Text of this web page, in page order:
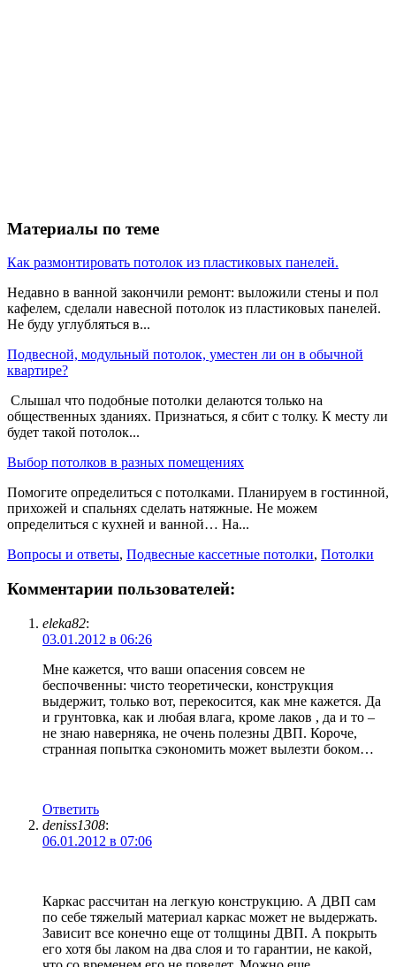
Материалы по теме
Как размонтировать потолок из пластиковых панелей.
Недавно в ванной закончили ремонт: выложили стены и пол
кафелем, сделали навесной потолок из пластиковых панелей.
Не буду углубляться в...
Подвесной, модульный потолок, уместен ли он в обычной
квартире?
Слышал что подобные потолки делаются только на
общественных зданиях. Признаться, я сбит с толку. К месту ли
будет такой потолок...
Выбор потолков в разных помещениях
Помогите определиться с потолками. Планируем в гостинной,
прихожей и спальнях сделать натяжные. Не можем
определиться с кухней и ванной… На...
Вопросы и ответы, Подвесные кассетные потолки, Потолки
Комментарии пользователей:
eleka82:
03.01.2012 в 06:26
Мне кажется, что ваши опасения совсем не
беспочвенны: чисто теоретически, конструкция
выдержит, только вот, перекосится, как мне кажется. Да
и грунтовка, как и любая влага, кроме лаков , да и то –
не знаю наверняка, не очень полезны ДВП. Короче,
странная попытка сэкономить может вылезти боком…
Ответить
deniss1308:
06.01.2012 в 07:06
Каркас рассчитан на легкую конструкцию. А ДВП сам
по себе тяжелый материал каркас может не выдержать.
Зависит все конечно еще от толщины ДВП. А покрыть
его хотя бы лаком на два слоя и то гарантии, не какой,